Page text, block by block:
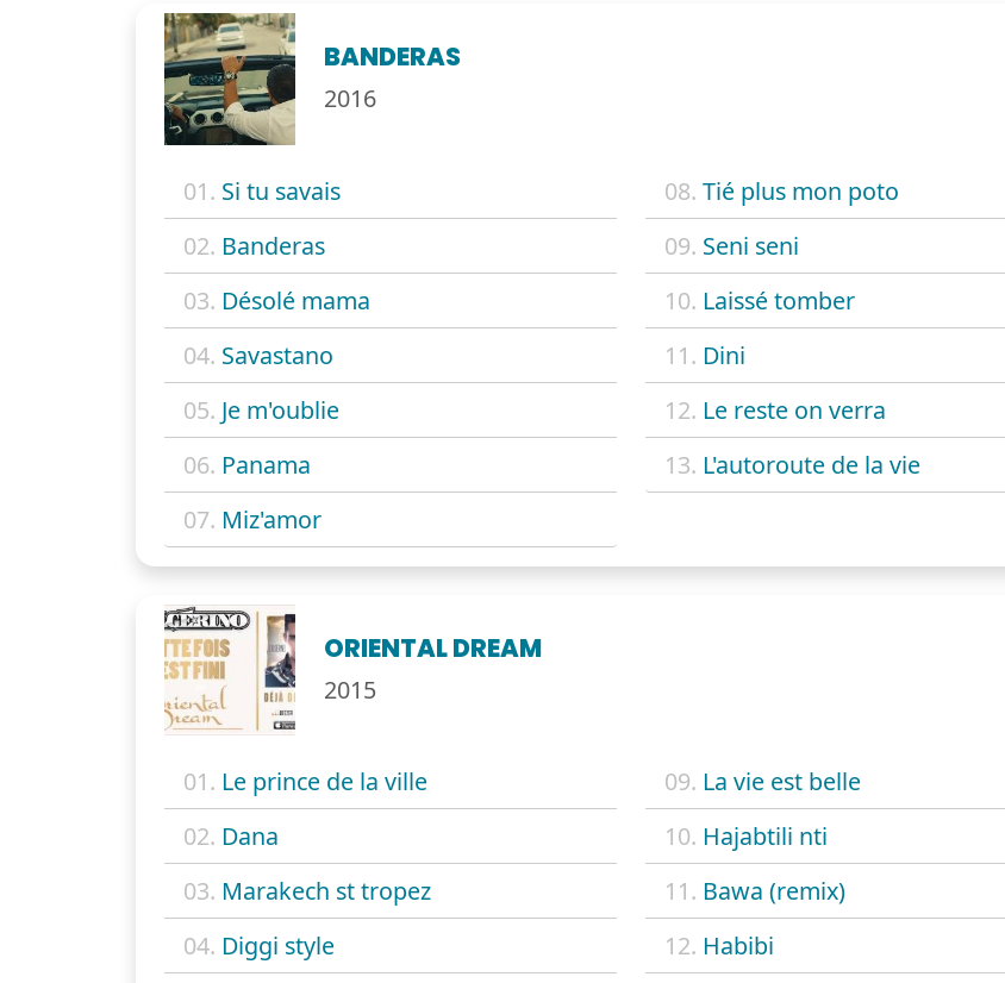
BANDERAS
2016
01. Si tu savais
02. Banderas
03. Désolé mama
04. Savastano
05. Je m'oublie
06. Panama
07. Miz'amor
08. Tié plus mon poto
09. Seni seni
10. Laissé tomber
11. Dini
12. Le reste on verra
13. L'autoroute de la vie
ORIENTAL DREAM
2015
01. Le prince de la ville
02. Dana
03. Marakech st tropez
04. Diggi style
09. La vie est belle
10. Hajabtili nti
11. Bawa (remix)
12. Habibi